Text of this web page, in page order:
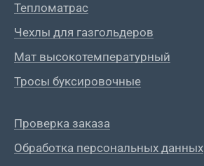
Тепломатрас
Чехлы для газгольдеров
Мат высокотемпературный
Тросы буксировочные
Проверка заказа
Обработка персональных данных